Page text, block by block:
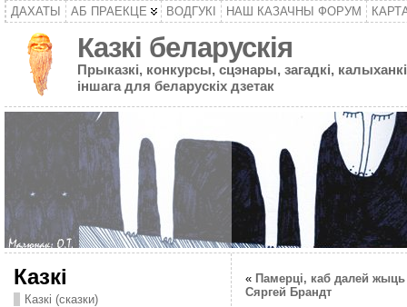
ДАХАТЫ АБ ПРАЕКЦЕ ВОДГУКІ НАШ КАЗАЧНЫ ФОРУМ
Казкі беларускія
Прыказкі, конкурсы, сцэнары, загадкі,
іншага для беларускіх дзетак
Казкі
Казкі (сказки)
« Памерці, каб далей
Сяргей Брандт